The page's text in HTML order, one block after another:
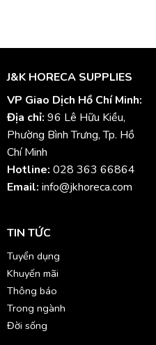
J&K HORECA SUPPLIES
VP Giao Dịch Hồ Chí Minh:
Địa chỉ: 96 Lê Hữu Kiều,
Phường Bình Trưng, Tp. Hồ
Chí Minh
Hotline: 028 363 66864
Email: info@jkhoreca.com
TIN TỨC
Tuyển dụng
Khuyến mãi
Thông báo
Trong ngành
Đời sống